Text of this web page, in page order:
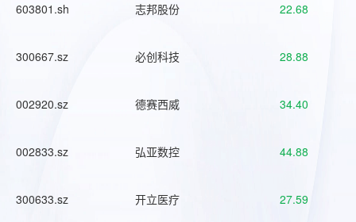
603801.sh 志邦股份 22.68
300667.sz 必创科技 28.88
002920.sz 德赛西威 34.40
002833.sz 弘亚数控 44.88
300633.sz 开立医疗 27.59